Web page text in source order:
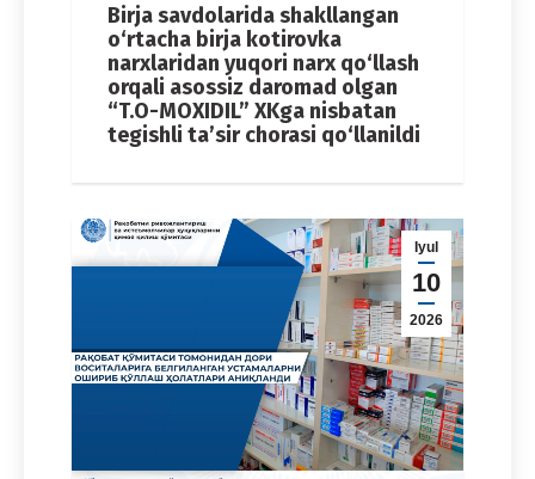
Birja savdolarida shakllangan
o‘rtacha birja kotirovka
narxlaridan yuqori narx qo‘llash
orqali asossiz daromad olgan
“T.O-MOXIDIL” XKga nisbatan
tegishli ta’sir chorasi qo‘llanildi
Iyul
10
2026